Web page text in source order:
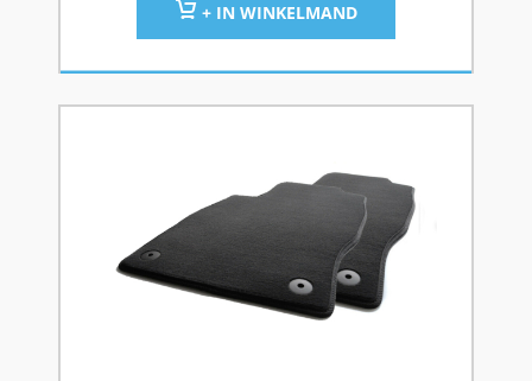
+ IN WINKELMAND